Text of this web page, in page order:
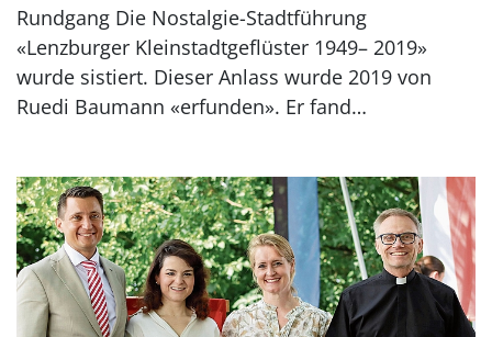
Rundgang Die Nostalgie-Stadtführung
«Lenzburger Kleinstadtgeflüster 1949– 2019»
wurde sistiert. Dieser Anlass wurde 2019 von
Ruedi Baumann «erfunden». Er fand…